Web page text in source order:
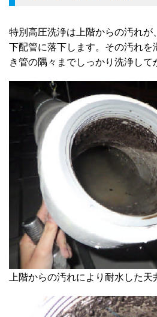
特別高圧洗浄は上階からの汚れ
下配管に落下します。その汚れを
き管の隅々までしっかり洗浄して
上階からの汚れにより耐水した天